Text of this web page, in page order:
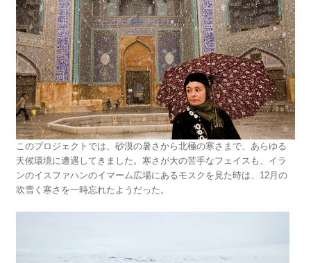
このプロジェクトでは、砂漠の暑さから北極の寒さまで、あらゆる
天候環境に遭遇してきました。寒さが大の苦手なフェイスも、イラ
ンのイスファハンのイマーム広場にあるモスクを見た時は、12月の
吹雪く寒さを一時忘れたようだった。